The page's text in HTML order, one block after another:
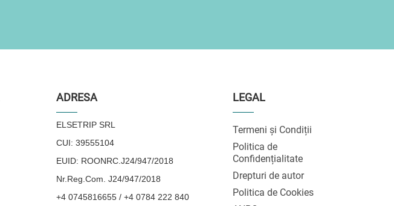
ADRESA
ELSETRIP SRL
CUI: 39555104
EUID: ROONRC.J24/947/2018
Nr.Reg.Com. J24/947/2018
+4 0745816655 / +4 0784 222 840
LEGAL
Termeni și Condiții
Politica de
Confidențialitate
Drepturi de autor
Politica de Cookies